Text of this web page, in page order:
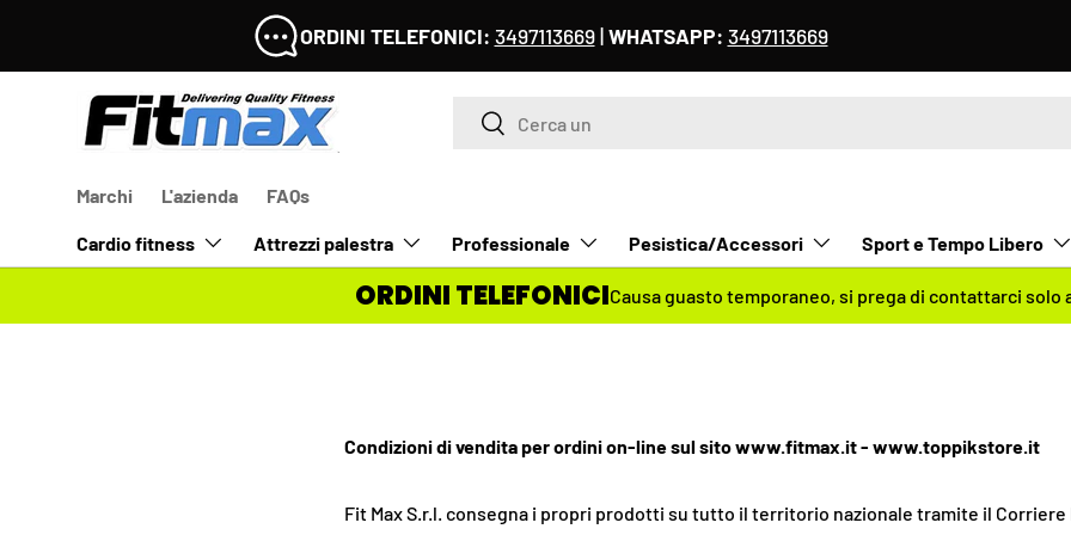
PASSA AI CONTENUTII NOSTRI UFFICI SARANNO CHIUSI DAL 8 AL 18 AGOSTO- Le spedizioni riprenderanno
Cerca
Cerca
Cardio fitness Attrezzi palestra Professionale Pesistica/Accessori Sport e Tempo Libero
Marchi L'azienda FAQs
ORDINI TELEFONICICausa guasto temporaneo, si prega di contattarci solo
Condizioni di vendita per ordini on-line sul sito www.fitmax.it - www.toppikstore.it
Fit Max S.r.l. consegna i propri prodotti su tutto il territorio nazionale tramite il Corriere